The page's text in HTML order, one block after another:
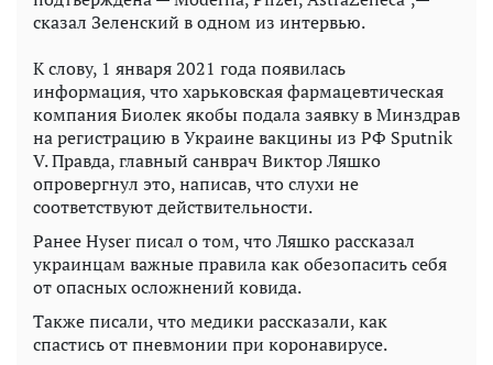
сказал Зеленский в одном из интервью.
К слову, 1 января 2021 года появилась
информация, что харьковская фармацевтическая
компания Биолек якобы подала заявку в Минздрав
на регистрацию в Украине вакцины из РФ Sputnik
V. Правда, главный санврач Виктор Ляшко
опровергнул это, написав, что слухи не
соответствуют действительности.
Ранее Hyser писал о том, что Ляшко рассказал
украинцам важные правила как обезопасить себя
от опасных осложнений ковида.
Также писали, что медики рассказали, как
спастись от пневмонии при коронавирусе.